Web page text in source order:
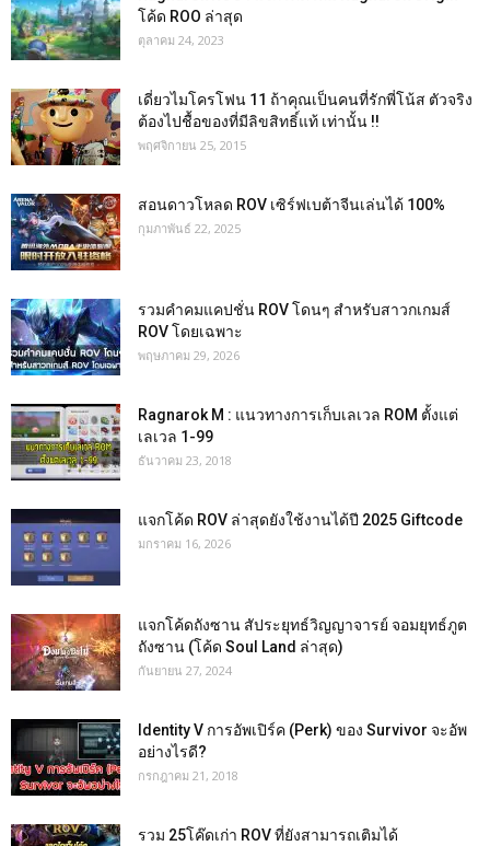
โค้ด ROO ล่าสุด
ตุลาคม 24, 2023
เดี่ยวไมโครโฟน 11 ถ้าคุณเป็นคนที่รักพี่โน้ส ตัวจริง
ต้องไปชื้อของที่มีลิขสิทธิ์แท้ เท่านั้น !!
พฤศจิกายน 25, 2015
สอนดาวโหลด ROV เซิร์ฟเบต้าจีนเล่นได้ 100%
กุมภาพันธ์ 22, 2025
รวมคำคมแคปชั่น ROV โดนๆ สำหรับสาวกเกมส์
ROV โดยเฉพาะ
พฤษภาคม 29, 2026
Ragnarok M : แนวทางการเก็บเลเวล ROM ตั้งแต่
เลเวล 1-99
ธันวาคม 23, 2018
แจกโค้ด ROV ล่าสุดยังใช้งานได้ปี 2025 Giftcode
มกราคม 16, 2026
แจกโค้ดถังซาน สัประยุทธ์วิญญาจารย์ จอมยุทธ์ภูต
ถังซาน (โค้ด Soul Land ล่าสุด)
กันยายน 27, 2024
Identity V การอัพเปิร์ค (Perk) ของ Survivor จะอัพ
อย่างไรดี?
กรกฎาคม 21, 2018
รวม 25โค๊ดเก่า ROV ที่ยังสามารถเติมได้